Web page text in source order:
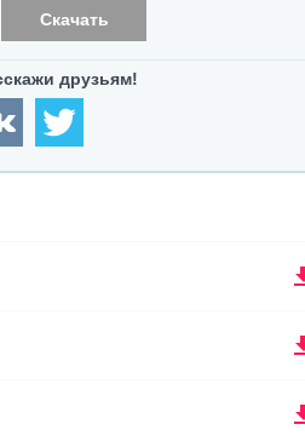
Скачать